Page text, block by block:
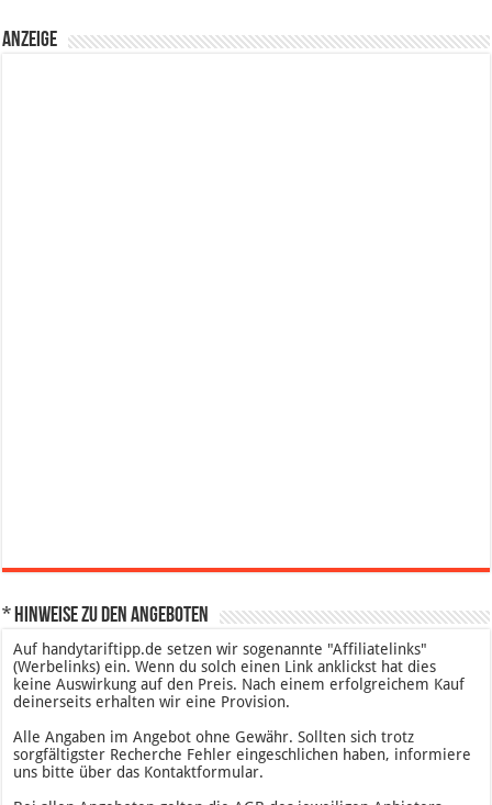
Anzeige
* Hinweise zu den Angeboten
Auf handytariftipp.de setzen wir sogenannte "Affiliatelinks"
(Werbelinks) ein. Wenn du solch einen Link anklickst hat dies
keine Auswirkung auf den Preis. Nach einem erfolgreichem Kauf
deinerseits erhalten wir eine Provision.
Alle Angaben im Angebot ohne Gewähr. Sollten sich trotz
sorgfältigster Recherche Fehler eingeschlichen haben, informiere
uns bitte über das Kontaktformular.